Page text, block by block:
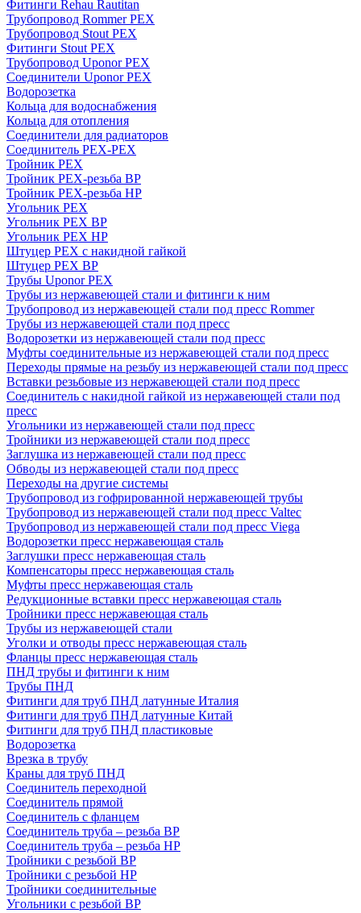
Фитинги Rehau Rautitan
Трубопровод Rommer PEX
Трубопровод Stout PEX
Фитинги Stout PEX
Трубопровод Uponor PEX
Соединители Uponor PEX
Водорозетка
Кольца для водоснабжения
Кольца для отопления
Соединители для радиаторов
Соединитель PEX-PEX
Тройник PEX
Тройник PEX-резьба ВР
Тройник PEX-резьба НР
Угольник PEX
Угольник PEX ВР
Угольник PEX НР
Штуцер PEX c накидной гайкой
Штуцер PEX ВР
Трубы Uponor PEX
Трубы из нержавеющей стали и фитинги к ним
Трубопровод из нержавеющей стали под пресс Rommer
Трубы из нержавеющей стали под пресс
Водорозетки из нержавеющей стали под пресс
Муфты соединительные из нержавеющей стали под пресс
Переходы прямые на резьбу из нержавеющей стали под пресс
Вставки резьбовые из нержавеющей стали под пресс
Соединитель с накидной гайкой из нержавеющей стали под
пресс
Угольники из нержавеющей стали под пресс
Тройники из нержавеющей стали под пресс
Заглушка из нержавеющей стали под пресс
Обводы из нержавеющей стали под пресс
Переходы на другие системы
Трубопровод из гофрированной нержавеющей трубы
Трубопровод из нержавеющей стали под пресс Valtec
Трубопровод из нержавеющей стали под пресс Viega
Водорозетки пресс нержавеющая сталь
Заглушки пресс нержавеющая сталь
Компенсаторы пресс нержавеющая сталь
Муфты пресс нержавеющая сталь
Редукционные вставки пресс нержавеющая сталь
Тройники пресс нержавеющая сталь
Трубы из нержавеющей стали
Уголки и отводы пресс нержавеющая сталь
Фланцы пресс нержавеющая сталь
ПНД трубы и фитинги к ним
Трубы ПНД
Фитинги для труб ПНД латунные Италия
Фитинги для труб ПНД латунные Китай
Фитинги для труб ПНД пластиковые
Водорозетка
Врезка в трубу
Краны для труб ПНД
Соединитель переходной
Соединитель прямой
Соединитель с фланцем
Соединитель труба – резьба ВР
Соединитель труба – резьба НР
Тройники с резьбой ВР
Тройники с резьбой НР
Тройники соединительные
Угольники с резьбой ВР